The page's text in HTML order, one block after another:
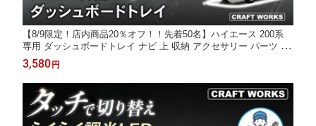
【8/9限定！店内商品20％オフ！！先着50名】ハイエース 200系
専用 ダッシュボードトレイ ナビ 上 収納 アクセサリー パーツ ト
レイ 小物入れ 専用 カスタム インテリア 内装 1型 2型 3型 4型 5
型 6型 7型 8型 9型 レジアスエース ボンゴブローニィバン トヨタ
HIACE
3,580 円